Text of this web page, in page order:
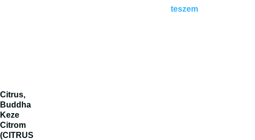
teszem
Citrus,
Buddha
Keze
Citrom
(CITRUS